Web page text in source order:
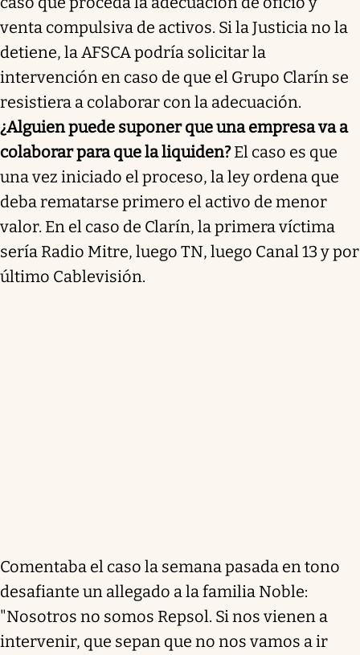
venta compulsiva de activos. Si la Justicia no la
detiene, la AFSCA podría solicitar la
intervención en caso de que el Grupo Clarín se
resistiera a colaborar con la adecuación.
¿Alguien puede suponer que una empresa va a
colaborar para que la liquiden?El caso es que
una vez iniciado el proceso, la ley ordena que
deba rematarse primero el activo de menor
valor. En el caso de Clarín, la primera víctima
sería Radio Mitre, luego TN, luego Canal 13 y por
último Cablevisión.
Comentaba el caso la semana pasada en tono
desafiante un allegado a la familia Noble:
"Nosotros no somos Repsol. Si nos vienen a
intervenir, que sepan que no nos vamos a ir